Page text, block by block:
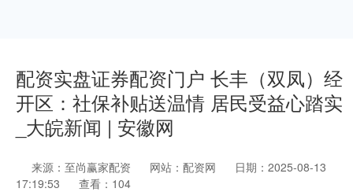
配资实盘证券配资门户 长丰（双凤）经
开区：社保补贴送温情 居民受益心踏实
_大皖新闻 | 安徽网
来源：至尚赢家配资 网站：配资网
日期：2025-08-13
17:19:53
查看：104